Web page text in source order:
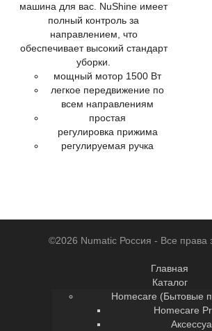
машина для вас. NuShine имеет
полный контроль за
направлением, что
обеспечивает высокий стандарт
уборки.
мощный мотор 1500 Вт
легкое передвижение по
всем направлениям
простая
регулировка прижима
регулируемая ручка
©2026 Numatic Россия - Все права
Главная
Каталог
Homecare (Бытовые
Homecare